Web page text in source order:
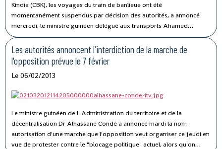
Kindia (CBK), les voyages du train de banlieue ont été
momentanément suspendus par décision des autorités, a annoncé
mercredi, le ministre guinéen délégué aux transports Ahamed
Tidiane Traoré.
Les autorités annoncent l'interdiction de la marche de
l'opposition prévue le 7 février
Le 06/02/2013
Le ministre guinéen de l' Administration du territoire et de la
décentralisation Dr Alhassane Condé a annoncé mardi la non-
autorisation d'une marche que l'opposition veut organiser ce jeudi en
vue de protester contre le "blocage politique" actuel, alors qu'on